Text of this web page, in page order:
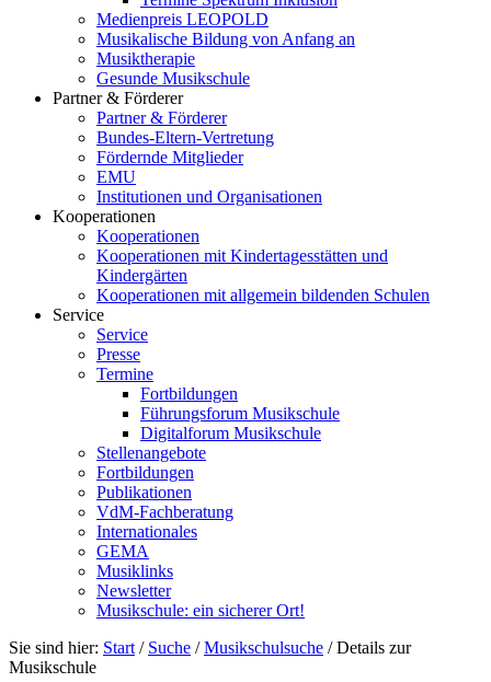
Medienpreis LEOPOLD
Musikalische Bildung von Anfang an
Musiktherapie
Gesunde Musikschule
Partner & Förderer
Partner & Förderer
Bundes-Eltern-Vertretung
Fördernde Mitglieder
EMU
Institutionen und Organisationen
Kooperationen
Kooperationen
Kooperationen mit Kindertagesstätten und
Kindergärten
Kooperationen mit allgemein bildenden Schulen
Service
Service
Presse
Termine
Fortbildungen
Führungsforum Musikschule
Digitalforum Musikschule
Stellenangebote
Fortbildungen
Publikationen
VdM-Fachberatung
Internationales
GEMA
Musiklinks
Newsletter
Musikschule: ein sicherer Ort!
Sie sind hier: Start / Suche /Musikschulsuche /Details zur
Musikschule